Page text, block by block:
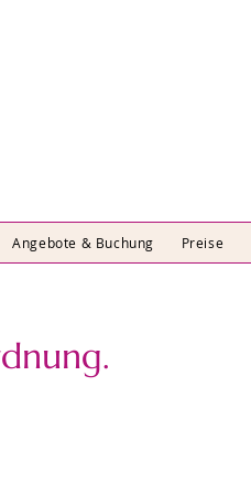
Angebote & Buchung Preise